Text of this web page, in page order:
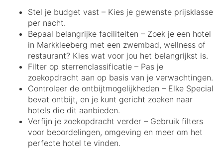
Stel je budget vast – Kies je gewenste prijsklasse
per nacht.
Bepaal belangrijke faciliteiten – Zoek je een hotel
in Markkleeberg met een zwembad, wellness of
restaurant? Kies wat voor jou het belangrijkst is.
Filter op sterrenclassificatie – Pas je
zoekopdracht aan op basis van je verwachtingen.
Controleer de ontbijtmogelijkheden – Elke Special
bevat ontbijt, en je kunt gericht zoeken naar
hotels die dit aanbieden.
Verfijn je zoekopdracht verder – Gebruik filters
voor beoordelingen, omgeving en meer om het
perfecte hotel te vinden.